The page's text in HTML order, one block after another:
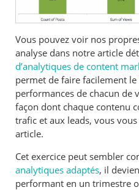
Vous pouvez voir nos
analyse dans notre article
d’analytiques de content
permet de faire facilement
performances de chacun de
façon dont chaque contenu
trafic et aux leads, vous
article.
Cet exercice peut sembler
analytiques adaptés, il
performant en un trimestre